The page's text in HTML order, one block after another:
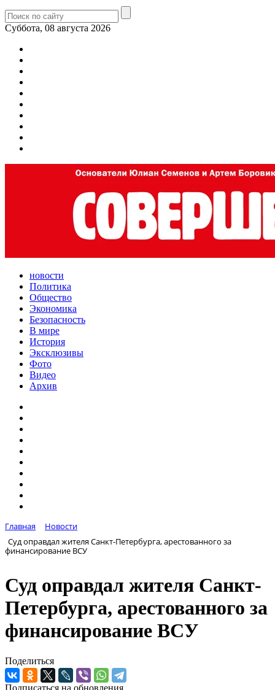
Суббота, 08 августа 2026
новости
Политика
Общество
Экономика
Безопасность
В мире
История
Эксклюзивы
Фото
Видео
Архив
Главная
Новости
Суд оправдал жителя Санкт-Петербурга, арестованного за
финансирование ВСУ
Суд оправдал жителя Санкт-
Петербурга, арестованного за
финансирование ВСУ
Поделиться
Подписаться на обновления